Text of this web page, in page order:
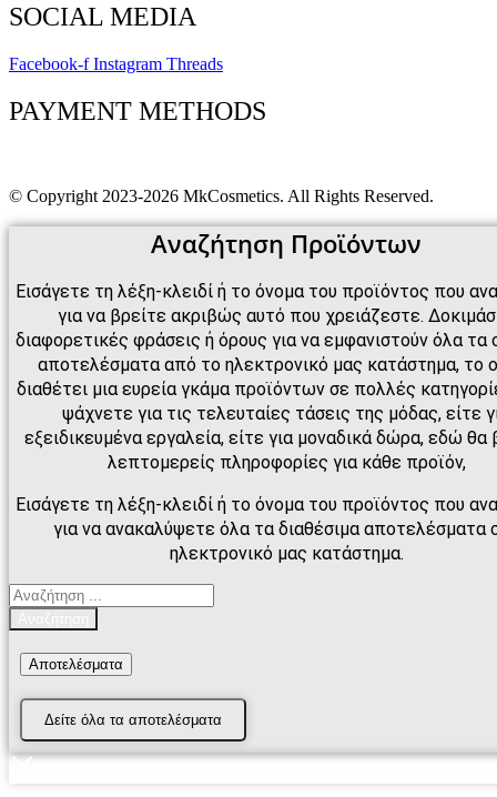
SOCIAL MEDIA
Facebook-f Instagram Threads
PAYMENT METHODS
© Copyright 2023-2026 MkCosmetics. All Rights Reserved.
Αναζήτηση Προϊόντων
Εισάγετε τη λέξη-κλειδί ή το όνομα του προϊόντος που
για να βρείτε ακριβώς αυτό που χρειάζεστε.
διαφορετικές φράσεις ή όρους για να εμφανιστούν όλα τα
αποτελέσματα από το ηλεκτρονικό μας κατάστημα, το
διαθέτει μια ευρεία γκάμα προϊόντων σε πολλές
ψάχνετε για τις τελευταίες τάσεις της μόδας, είτε
εξειδικευμένα εργαλεία, είτε για μοναδικά δώρα, εδώ θα
λεπτομερείς πληροφορίες για κάθε προϊόν,
Εισάγετε τη λέξη-κλειδί ή το όνομα του προϊόντος που
για να ανακαλύψετε όλα τα διαθέσιμα αποτελέσματα
ηλεκτρονικό μας κατάστημα.
Search
...
Αποτελέσματα
Δείτε όλα τα αποτελέσματα